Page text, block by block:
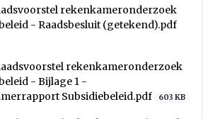
rekenkameronderzoek
- Raadsbesluit (getekend).pdf
rekenkameronderzoek
- Bijlage 1 -
Subsidiebeleid.pdf
603 KB